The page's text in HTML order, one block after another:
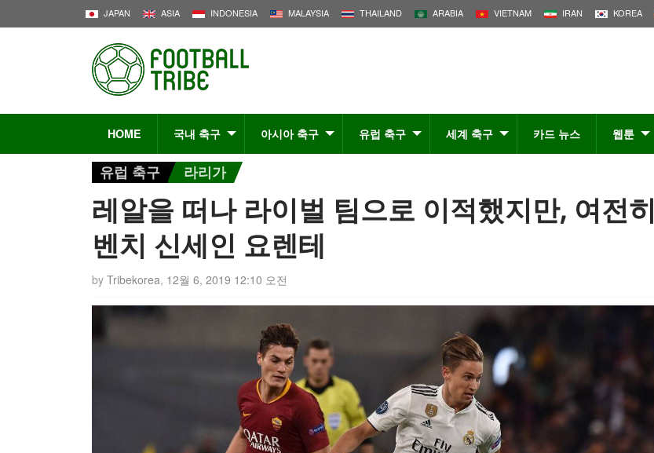
JAPAN ASIA INDONESIA MALAYSIA THAILAND ARABIA VIETNAM IRAN KOREA
HOME 국내 축구 아시아 축구 유럽 축구 세계 축구 카드 뉴스 웹툰
유럽 축구 라리가
레알을 떠나 라이벌 팀으로 이적했지만, 여전히
벤치 신세인 요렌테
by Tribekorea, 12월 6, 2019 12:10 오전